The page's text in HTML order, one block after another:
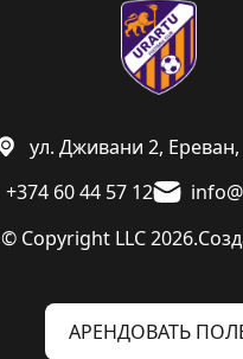
© Copyright LLC 2026.
+374 60 44 57 12
ул. Дживани 2,
АРЕНДОВАТЬ